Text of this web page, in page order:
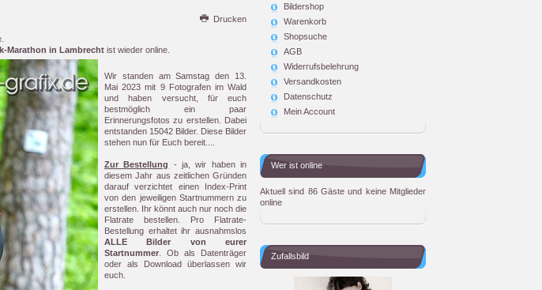
Drucken
Marathon in Lambrecht ist wieder online.
Wir standen am Samstag den 13.
Mai 2023 mit 9 Fotografen im Wald
und haben versucht, für euch
bestmöglich ein paar
Erinnerungsfotos zu erstellen. Dabei
entstanden 15042 Bilder. Diese Bilder
stehen nun für Euch bereit....
Zur Bestellung
- ja, wir haben in
diesem Jahr aus zeitlichen Gründen
darauf verzichtet einen Index-Print
von den jeweiligen Startnummern zu
erstellen. Ihr könnt auch nur noch die
Flatrate bestellen. Pro Flatrate-
Bestellung erhaltet ihr ausnahmslos
ALLE Bilder von eurer
Startnummer . Ob als Datenträger
oder als Download überlassen wir
euch.
Bildershop
Warenkorb
Shopsuche
AGB
Widerrufsbelehrung
Versandkosten
Datenschutz
Mein Account
Wer ist online
Aktuell sind 86 Gäste und keine Mitglieder
online
Zufallsbild